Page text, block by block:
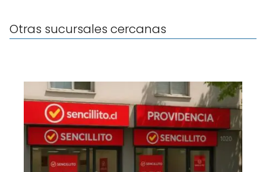
Otras sucursales cercanas